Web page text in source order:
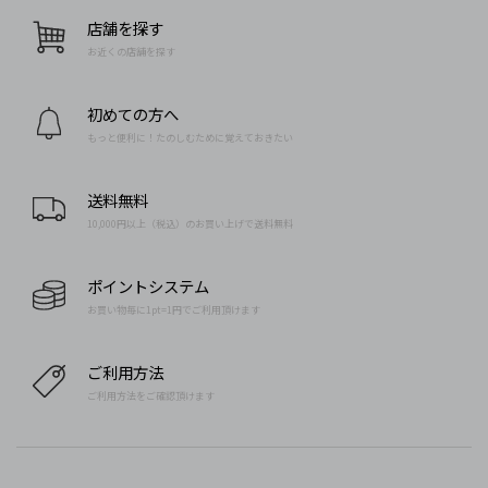
店舗を探す
お近くの店舗を探す
初めての方へ
もっと便利に！たのしむために覚えておきたい
送料無料
10,000円以上（税込）のお買い上げで送料無料
ポイントシステム
お買い物毎に1pt=1円でご利用頂けます
ご利用方法
ご利用方法をご確認頂けます